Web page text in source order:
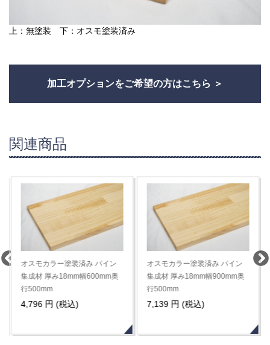
上：無塗装 下：オスモ塗装済み
加工オプションをご希望の方はこちら
関連商品
オスモカラー塗装済み パイン
集成材 厚み18mm幅600mm奥
行500mm
4,796 円 (税込)
オスモカラー塗装済み パイン
集成材 厚み18mm幅900mm奥
行500mm
7,139 円 (税込)